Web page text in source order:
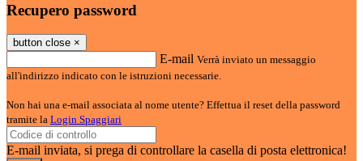
Recupero password
button close ×
E-mail Verrà inviato un messaggio
all'indirizzo indicato con le istruzioni necessarie.
Non hai una e-mail associata al nome utente? Effettua il reset della password
tramite la Login Spaggiari
E-mail inviata, si prega di controllare la casella di posta elettronica!